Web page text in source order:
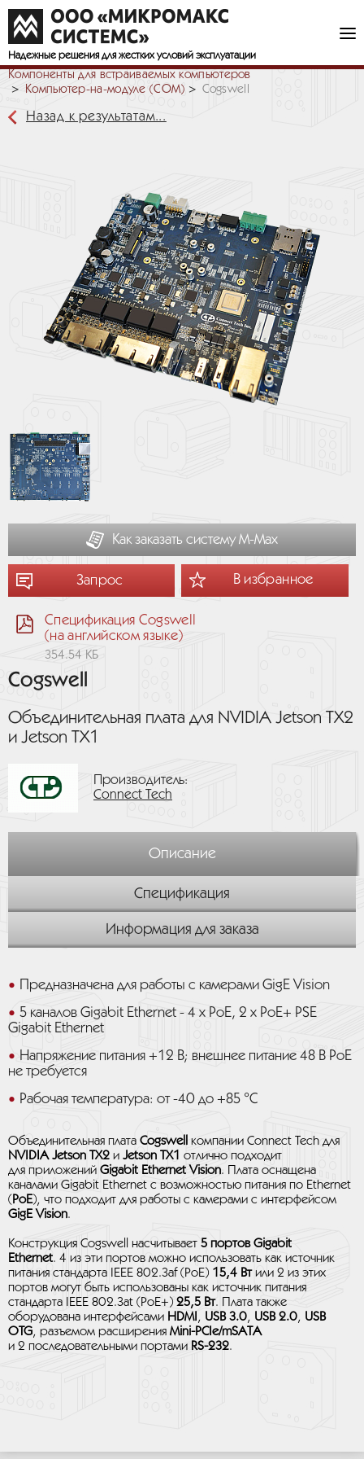
Надежные решения для жестких условий эксплуатации
Компоненты для встраиваемых компьютеров
Компьютер-на-модуле (COM)
Cogswell
Назад к результатам...
Как заказать систему М-Мах
Запрос В избранное
Спецификация Cogswell
(на английском языке)
354.54 КБ
Cogswell
Объединительная плата для NVIDIA Jetson TX2
и Jetson TX1
Производитель:
Connect Tech
Описание
Спецификация
Информация для заказа
Предназначена для работы с камерами GigE Vision
5 каналов Gigabit Ethernet - 4 x PoE, 2 x PoE+ PSE
Gigabit Ethernet
Напряжение питания +12 В; внешнее питание 48 В PoE
не требуется
Рабочая температура: от -40 до +85 °C
Объединительная плата Cogswell компании Connect Tech для
NVIDIA Jetson TX2 и Jetson TX1 отлично подходит
для приложений Gigabit Ethernet Vision. Плата оснащена
каналами Gigabit Ethernet с возможностью питания по Ethernet
( PoE), что подходит для работы с камерами с интерфейсом
GigE Vision.
Конструкция Cogswell насчитывает 5 портов Gigabit
Ethernet. 4 из эти портов можно использовать как источник
питания стандарта IEEE 802.3af (PoE) 15,4 Втили 2 из этих
портов могут быть использованы как источник питания
стандарта IEEE 802.3at (PoE+) 25,5 Вт. Плата также
оборудована интерфейсами HDMI , USB 3.0, USB 2.0, USB
OTG, разъемом расширения Mini-PCIe/mSATA
и 2 последовательными портами RS-232.